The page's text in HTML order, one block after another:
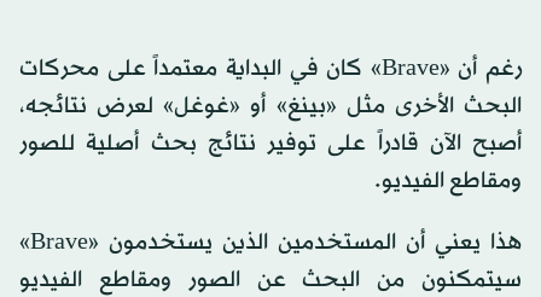
رغم أن «Brave» كان في البداية معتمداً على محركات
البحث الأخرى مثل «بينغ» أو «غوغل» لعرض نتائجه،
أصبح الآن قادراً على توفير نتائج بحث أصلية للصور
ومقاطع الفيديو.
هذا يعني أن المستخدمين الذين يستخدمون «Brave»
سيتمكنون من البحث عن الصور ومقاطع الفيديو